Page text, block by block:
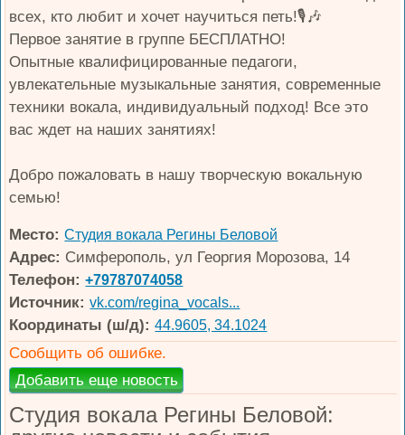
всех, кто любит и хочет научиться петь!🎙️🎶
Первое занятие в группе БЕСПЛАТНО!
Опытные квалифицированные педагоги,
увлекательные музыкальные занятия, современные
техники вокала, индивидуальный подход! Все это
вас ждет на наших занятиях!
Добро пожаловать в нашу творческую вокальную
семью!
Место: Студия вокала Регины Беловой
Адрес: Симферополь, ул Георгия Морозова, 14
Телефон: +79787074058
Источник: vk.com/regina_vocals...
Координаты (ш/д): 44.9605, 34.1024
Сообщить об ошибке.
Студия вокала Регины Беловой: